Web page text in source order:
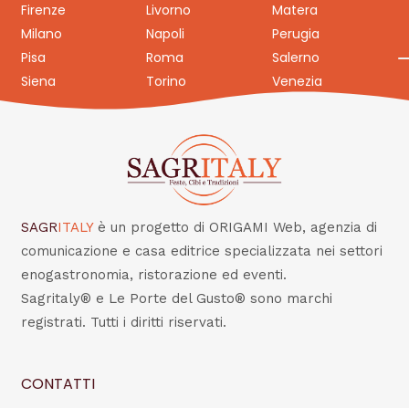
Firenze
Livorno
Matera
Milano
Napoli
Perugia
Pisa
Roma
Salerno
Siena
Torino Venezia
SAGRITALY è un progetto di ORIGAMI Web, agenzia di
comunicazione e casa editrice specializzata nei settori
enogastronomia, ristorazione ed eventi.
Sagritaly® e Le Porte del Gusto® sono marchi
registrati. Tutti i diritti riservati.
CONTATTI